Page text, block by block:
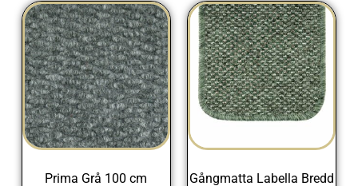
Prima Grå 100 cm Gångmatta Labella Bredd